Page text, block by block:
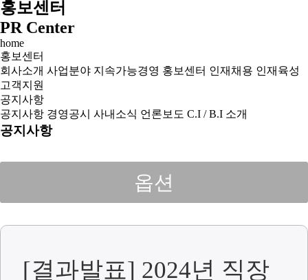
홍보센터
PR Center
home
홍보센터
회사소개 사업분야 지속가능경영 홍보센터 인재채용 인재육성
고객지원
공지사항
공지사항 경영공시 사내소식 언론보도 C.I / B.I 소개
공지사항
옵션
[결과발표] 2024년 직장